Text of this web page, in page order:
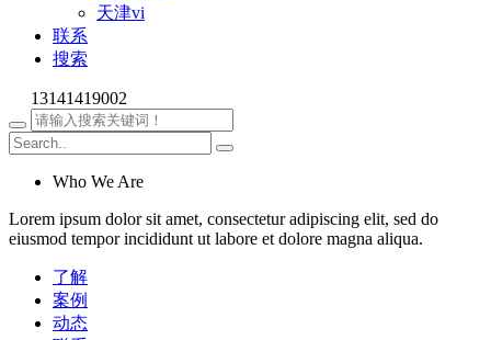
天津vi
联系
搜索
13141419002
Who We Are
Lorem ipsum dolor sit amet, consectetur adipiscing elit, sed do
eiusmod tempor incididunt ut labore et dolore magna aliqua.
了解
案例
动态